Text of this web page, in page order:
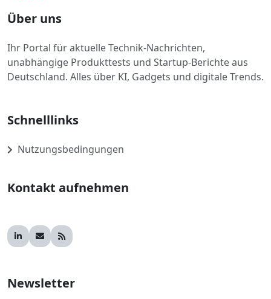
Über uns
Ihr Portal für aktuelle Technik-Nachrichten,
unabhängige Produkttests und Startup-Berichte aus
Deutschland. Alles über KI, Gadgets und digitale Trends.
Schnelllinks
Nutzungsbedingungen
Kontakt aufnehmen
Newsletter